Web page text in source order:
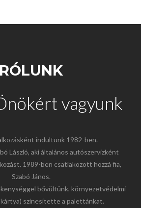
RÓLUNK
vagyunk
indultunk 1982-ben.
László, aki általános autószervizként
1989-ben csatlakozott hozzá fia,
Szabó János.
bővültünk, környezetvédelmi
színesítette a palettánkat.